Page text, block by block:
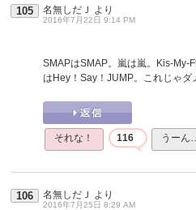
105 名無しだＪ より
2016年7月22日 9:14 PM
SMAPはSMAP。嵐は嵐。Kis-My-
はHey！Say！JUMP。これじゃダ
それな！ 116 うーん
106 名無しだＪ より
2016年7月25日 8:29 AM